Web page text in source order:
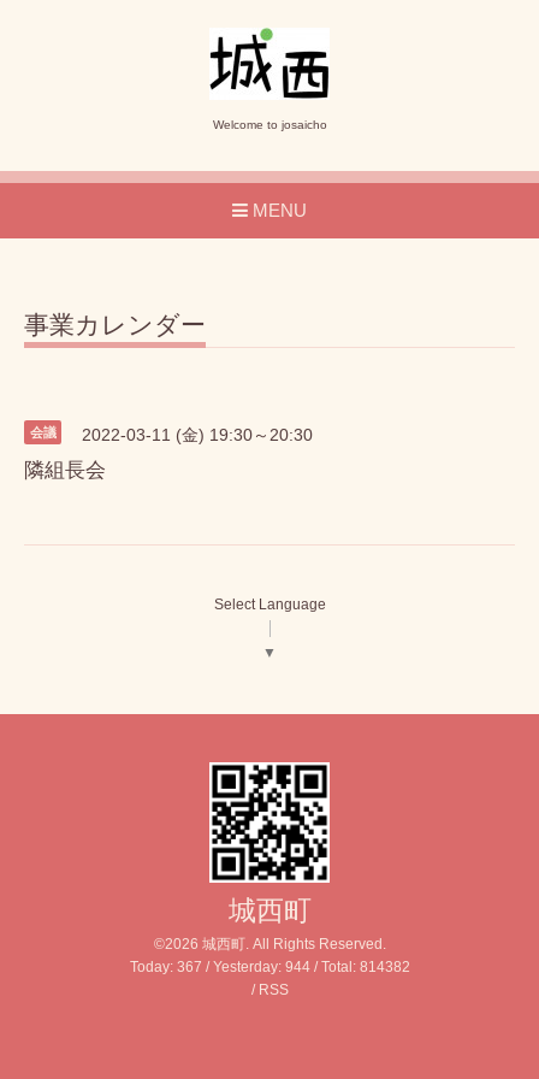
Welcome to josaicho
MENU
事業カレンダー
会議 2022-03-11 (金) 19:30～20:30
隣組長会
Select Language
▼
城西町
©2026 城西町. All Rights Reserved.
Today: 367 / Yesterday: 944/ Total: 814382
/ RSS